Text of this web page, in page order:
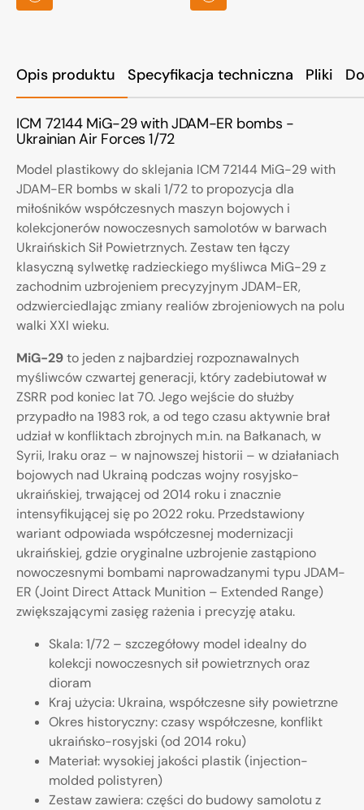
Opis produktu Specyfikacja techniczna Pliki
ICM 72144 MiG-29 with JDAM-ER bombs -
Ukrainian Air Forces 1/72
Model plastikowy do sklejania ICM 72144 MiG-29 with
JDAM-ER bombs w skali 1/72 to propozycja dla
miłośników współczesnych maszyn bojowych i
kolekcjonerów nowoczesnych samolotów w barwach
Ukraińskich Sił Powietrznych. Zestaw ten łączy
klasyczną sylwetkę radzieckiego myśliwca MiG-29 z
zachodnim uzbrojeniem precyzyjnym JDAM-ER,
odzwierciedlając zmiany realiów zbrojeniowych na polu
walki XXI wieku.
MiG-29to jeden z najbardziej rozpoznawalnych
myśliwców czwartej generacji, który zadebiutował w
ZSRR pod koniec lat 70. Jego wejście do służby
przypadło na 1983 rok, a od tego czasu aktywnie brał
udział w konfliktach zbrojnych m.in. na Bałkanach, w
Syrii, Iraku oraz – w najnowszej historii – w działaniach
bojowych nad Ukrainą podczas wojny rosyjsko-
ukraińskiej, trwającej od 2014 roku i znacznie
intensyfikującej się po 2022 roku. Przedstawiony
wariant odpowiada współczesnej modernizacji
ukraińskiej, gdzie oryginalne uzbrojenie zastąpiono
nowoczesnymi bombami naprowadzanymi typu JDAM-
ER (Joint Direct Attack Munition – Extended Range)
zwiększającymi zasięg rażenia i precyzję ataku.
Skala: 1/72 – szczegółowy model idealny do
kolekcji nowoczesnych sił powietrznych oraz
dioram
Kraj użycia: Ukraina, współczesne siły powietrzne
Okres historyczny: czasy współczesne, konflikt
ukraińsko-rosyjski (od 2014 roku)
Materiał: wysokiej jakości plastik (injection-
molded polistyren)
Zestaw zawiera: części do budowy samolotu z